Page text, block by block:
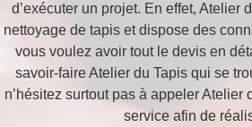
d’exécuter un projet. En effet, Atelier
nettoyage de tapis et dispose des
vous voulez avoir tout le devis en
savoir-faire Atelier du Tapis qui se
n’hésitez surtout pas à appeler Atelier
service afin de